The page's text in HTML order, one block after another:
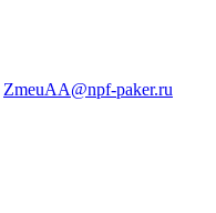
ZmeuAA@npf-paker.ru